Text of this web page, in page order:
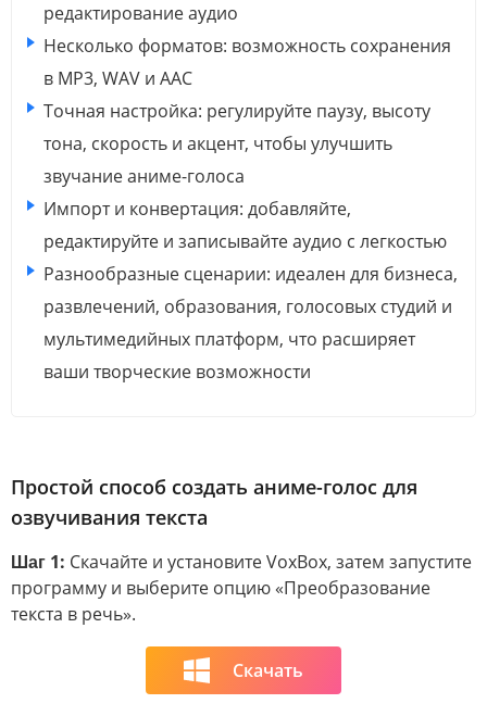
редактирование аудио
Несколько форматов: возможность сохранения
в MP3, WAV и AAC
Точная настройка: регулируйте паузу, высоту
тона, скорость и акцент, чтобы улучшить
звучание аниме-голоса
Импорт и конвертация: добавляйте,
редактируйте и записывайте аудио с легкостью
Разнообразные сценарии: идеален для бизнеса,
развлечений, образования, голосовых студий и
мультимедийных платформ, что расширяет
ваши творческие возможности
Простой способ создать аниме-голос для
озвучивания текста
Шаг 1: Скачайте и установите VoxBox, затем запустите
программу и выберите опцию «Преобразование
текста в речь».
Скачать